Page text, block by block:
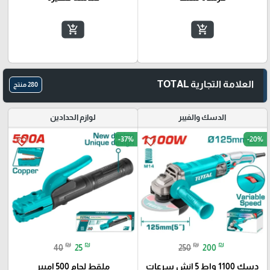
add_shopping_cart
add_shopping_cart
العلامة التجارية TOTAL 280 منتج
الدسك والفيبر
favorite_border -20%
250 ₪ 200 ₪
دسك 1100 واط 5 انش سرعات
لوازم الحدادين
favorite_border -37%
40 ₪ 25 ₪
ملقط لحام 500 امبير